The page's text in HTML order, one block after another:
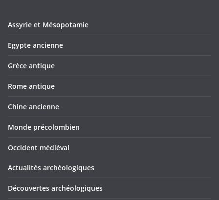
Assyrie et Mésopotamie
Egypte ancienne
Grèce antique
Rome antique
Chine ancienne
Monde précolombien
Occident médiéval
Actualités archéologiques
Découvertes archéologiques